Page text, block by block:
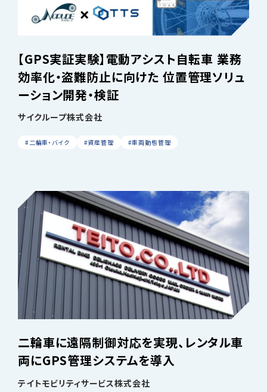
【GPS実証実験】電動アシスト自転車 業務
効率化・盗難防止に向けた 位置管理ソリュ
ーション開発・検証
サイクループ株式会社
#二輪車・バイク #資産管理 #車両動態管理
二輪車に遠隔制御対応を実現、レンタル車
両にGPS管理システムを導入
テイトモビリティサービス株式会社